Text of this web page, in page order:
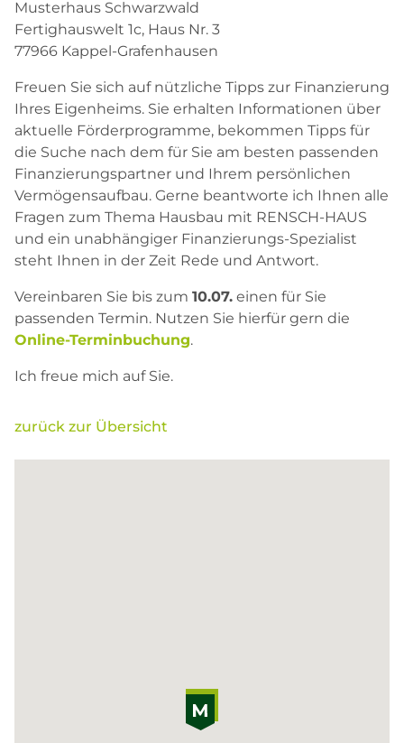
Musterhaus Schwarzwald
Fertighauswelt 1c, Haus Nr. 3
77966 Kappel-Grafenhausen
Freuen Sie sich auf nützliche Tipps zur Finanzierung
Ihres Eigenheims. Sie erhalten Informationen über
aktuelle Förderprogramme, bekommen Tipps für
die Suche nach dem für Sie am besten passenden
Finanzierungspartner und Ihrem persönlichen
Vermögensaufbau. Gerne beantworte ich Ihnen alle
Fragen zum Thema Hausbau mit RENSCH-HAUS
und ein unabhängiger Finanzierungs-Spezialist
steht Ihnen in der Zeit Rede und Antwort.
Vereinbaren Sie bis zum 10.07. einen für Sie
passenden Termin. Nutzen Sie hierfür gern die
Online-Terminbuchung.
Ich freue mich auf Sie.
zurück zur Übersicht